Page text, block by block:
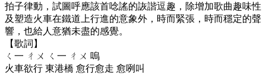
拍子律動，試圖呼應該首唸謠的詼諧逗趣，除增加歌曲趣味性
及塑造火車在鐵道上行進的意象外，時而緊張，時而穩定的聲
響，也給人意猶未盡的感覺。
【歌詞】
ㄑ一 ㄔㄨ ㄑ一 ㄔㄨ 嗚
火車欲行 東港橋 愈行愈走 愈咧叫